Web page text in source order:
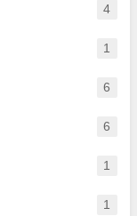
4
1
6
6
1
1